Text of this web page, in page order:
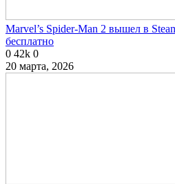
Marvel’s Spider-Man 2 вышел в
бесплатно
0 42k 0
20 марта, 2026